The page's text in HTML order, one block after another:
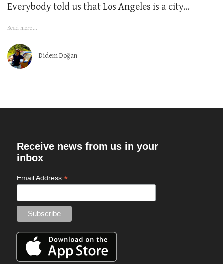
Everybody told us that Los Angeles is a city...
Read more...
Didem Doğan
Receive news from us in your
inbox
Email Address *